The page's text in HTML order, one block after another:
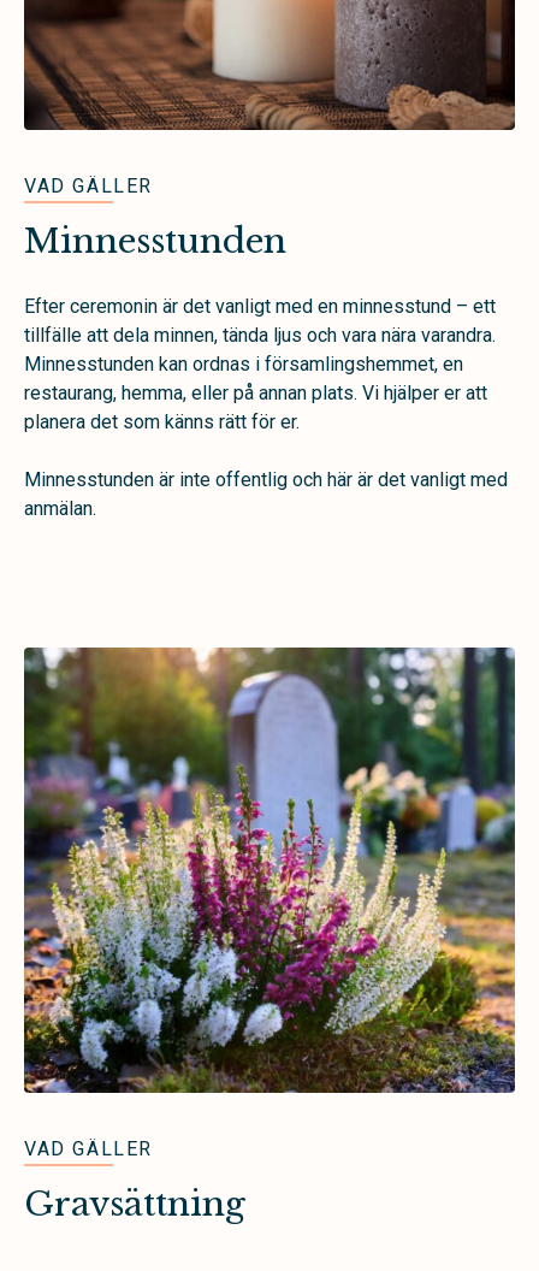
VAD GÄLLER
Minnesstunden
Efter ceremonin är det vanligt med en minnesstund – ett
tillfälle att dela minnen, tända ljus och vara nära varandra.
Minnesstunden kan ordnas i församlingshemmet, en
restaurang, hemma, eller på annan plats. Vi hjälper er att
planera det som känns rätt för er.
Minnesstunden är inte offentlig och här är det vanligt med
anmälan.
VAD GÄLLER
Gravsättning